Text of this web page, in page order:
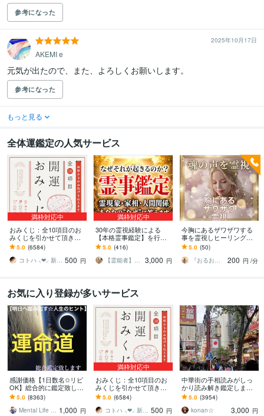
参考になった
2025年10月17日
AKEMI e
元気が出たので、また、よろしくお願いします。
参考になった
もっと見る
全体運鑑定の人気サービス
満枠対応中
おみくじ：全10項目のお
みくじを引かせて頂きま
す ㊙あなた様がこの先ど
う進むかの道しるべにな
さってください！
5.0 (6584)
コトハ ⸜❤︎⸝ 新サービス提供開始✨️ 500 円
満枠対応中
30年の霊視経験による
【本格霊事鑑定】を行い
ます 霊現象・家相・家
系・先祖・土地・人間関
係・悪縁・因縁・厄払い
5.0 (416)
【霊能者】天晴
3,000 円
今胸にあるザワザワする
事を霊視しヒーリングし
ます 全般【家族・人間関
係・恋愛・自己肯定・目
標・金運・仕事など】
5.0 (50)
『おるおるー』波動アップヒーラー
200 円 /分
お気に入り登録が多いサービス
感謝価格【1日数名✩リピ
OK】総合的に鑑定致しま
す ✞後悔させません【未
来を良くする✩人生のヒン
ト】アドバイス付
5.0 (8363)
Mental Life Design 1,000 円
満枠対応中
おみくじ：全10項目のお
みくじを引かせて頂きま
す ㊙あなた様がこの先ど
う進むかの道しるべにな
さってください！
5.0 (6584)
コトハ ⸜❤︎⸝ 新サービス提供開始✨️ 500 円
中華街の手相読みがしっ
かり読み解き鑑定します
☆今後10年ほどの流れか
ら、良い時期、悪い時期
もお伝えします
5.0 (3954)
konan☆
3,000 円